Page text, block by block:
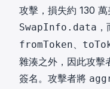
攻擊，損失約 130
SwapInfo.data
fromToken、
雜湊之外，因此攻擊
簽名。攻擊者將